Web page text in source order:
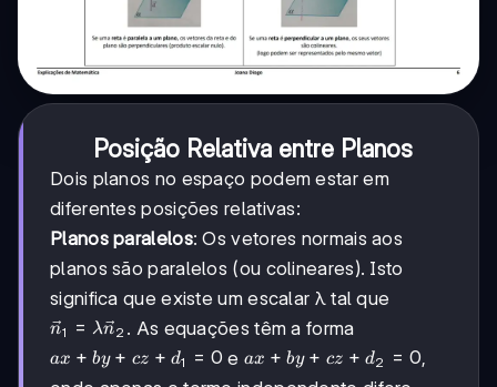
Posição Relativa entre Planos
Dois planos no espaço podem estar em
diferentes posições relativas:
Planos paralelos: Os vetores normais aos
planos são paralelos (ou colineares). Isto
significa que existe um escalar λ tal que
\vec{n}_1
=
λ\vec{n}_2
n1 = λn2 . As equações têm a forma
ax
+
ax + by + cz + d1 = 0 eax
+
ax + by + cz + d2 = 0,